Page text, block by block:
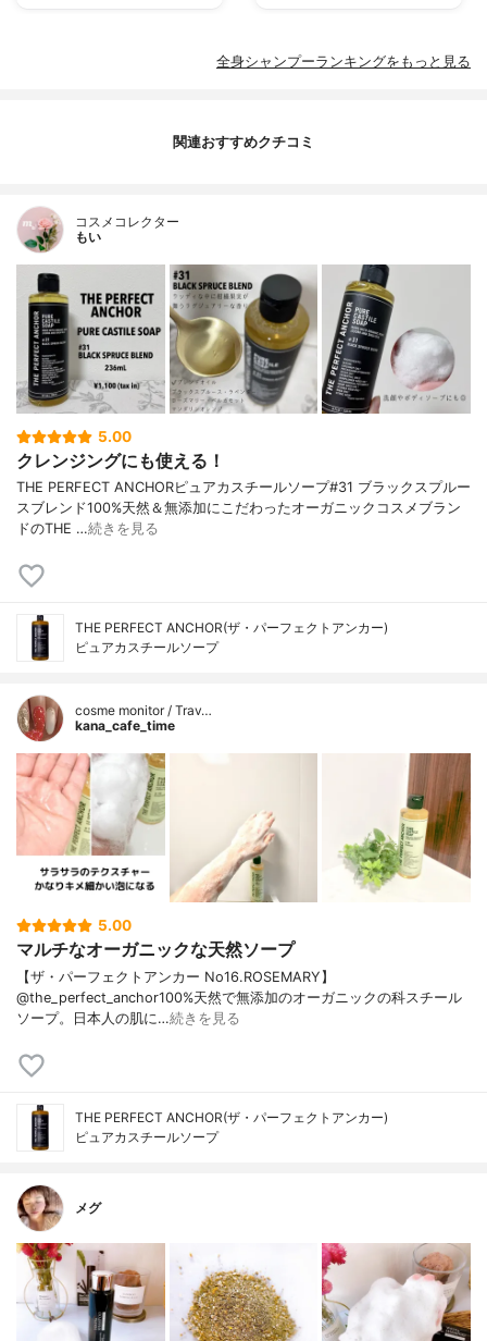
全身シャンプーランキングをもっと見る
関連おすすめクチコミ
コスメコレクター
もい
5.00
クレンジングにも使える！
THE PERFECT ANCHORピュアカスチールソープ#31 ブラックスプルー
スブレンド100%天然＆無添加にこだわったオーガニックコスメブラン
ドのTHE …続きを見る
THE PERFECT ANCHOR(ザ・パーフェクトアンカー)
ピュアカスチールソープ
cosme monitor / Trav…
kana_cafe_time
5.00
マルチなオーガニックな天然ソープ
【ザ・パーフェクトアンカー No16.ROSEMARY】
@the_perfect_anchor100%天然で無添加のオーガニックの科スチール
ソープ。日本人の肌に…続きを見る
THE PERFECT ANCHOR(ザ・パーフェクトアンカー)
ピュアカスチールソープ
メグ